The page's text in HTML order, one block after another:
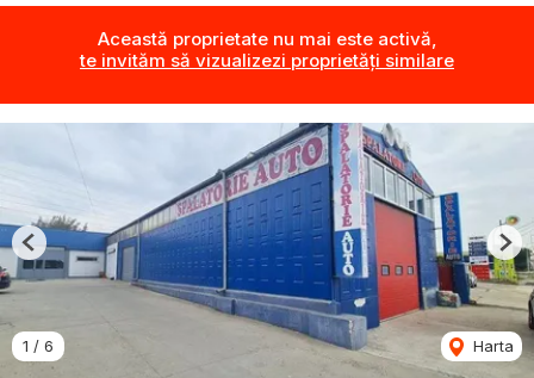
Această proprietate nu mai este activă,
te invităm să vizualizezi proprietăți similare
1 / 6 Harta
Previous